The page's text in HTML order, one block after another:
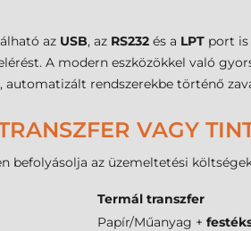
az USB, az RS232 és a LPT port is
A modern eszközökkel való
rendszerekbe történő
VAGY
befolyásolja az üzemeltetési
Termál transzfer
Papír/Műanyag +